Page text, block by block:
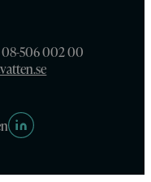
08-506 002 00